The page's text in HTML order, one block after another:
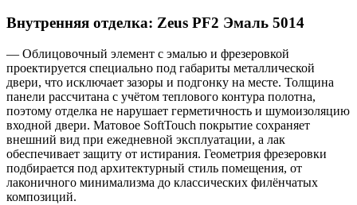
Внутренняя отделка: Zeus PF2 Эмаль 5014
— Облицовочный элемент с эмалью и фрезеровкой
проектируется специально под габариты металлической
двери, что исключает зазоры и подгонку на месте. Толщина
панели рассчитана с учётом теплового контура полотна,
поэтому отделка не нарушает герметичность и шумоизоляцию
входной двери. Матовое SoftTouch покрытие сохраняет
внешний вид при ежедневной эксплуатации, а лак
обеспечивает защиту от истирания. Геометрия фрезеровки
подбирается под архитектурный стиль помещения, от
лаконичного минимализма до классических филёнчатых
композиций.